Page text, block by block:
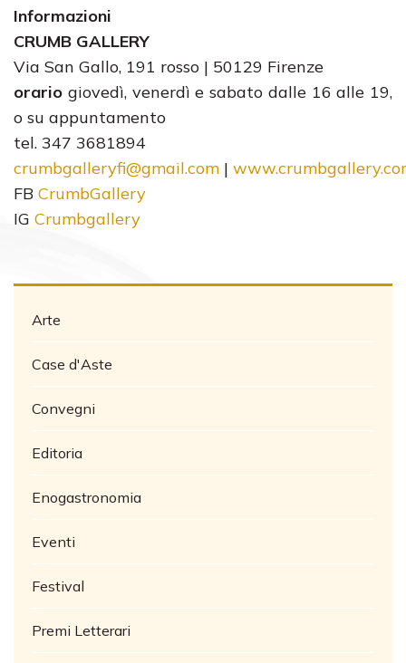
Informazioni
CRUMB GALLERY
Via San Gallo, 191 rosso | 50129 Firenze
orario giovedì, venerdì e sabato dalle 16 alle 19,
o su appuntamento
tel. 347 3681894
crumbgalleryfi@gmail.com |
FB CrumbGallery
IG Crumbgallery
Arte
Case d'Aste
Convegni
Editoria
Enogastronomia
Eventi
Festival
Premi Letterari